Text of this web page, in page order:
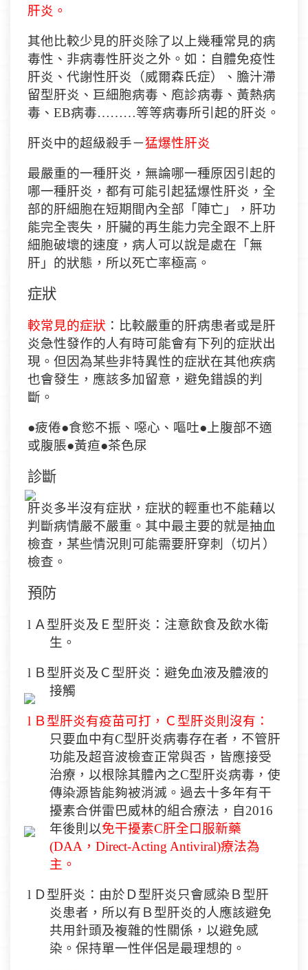
肝炎。
其他比較少見的肝炎除了以上幾種常見的病
毒性、非病毒性肝炎之外。如：自體免疫性
肝炎、代謝性肝炎（威爾森氏症）、膽汁滯
留型肝炎、巨細胞病毒、 庖診病毒、黃熱病
毒、 EB病毒………等等病毒所引起的肝炎。
肝炎中的超級殺手－猛爆性肝炎
最嚴重的一種肝炎，無論哪一種原因引起的
哪一種肝炎，都有可能引起猛爆性肝炎，全
部的肝細胞在短期間內全部 「陣亡」，肝功
能完全喪失，肝臟的再生能力完全跟不上肝
細胞破壞的速度，病人可以說是處在 「無
肝」 的狀態，所以死亡率極高。
症狀
較常見的症狀 ：比較嚴重的肝病患者或是肝
炎急性發作的人有時可能會有下列的症狀出
現。但因為某些非特異性的症狀在其他疾病
也會發生，應該多加留意，避免錯誤的判
斷。
●疲倦●食慾不振、噁心、嘔吐● 上腹部不適
或腹脹●黃疸●茶色尿
診斷
肝炎多半沒有症狀，症狀的輕重也不能藉以
判斷病情嚴不嚴重 。其中最主要的就是抽血
檢查，某些情況則可能需要肝穿刺（切片）
檢查。
預防
l Ａ 型肝炎及 Ｅ 型肝炎：注意飲食及飲水衛
生。
l Ｂ型肝炎及 Ｃ 型肝炎：避免血液及體液的
接觸
l Ｂ型肝炎有疫苗可打， Ｃ 型肝炎則沒有：
只要血中有C型肝炎病毒存在者，不管肝
功能及超音波檢查正常與否，皆應接受
治療，以根除其體內之C型肝炎病毒，使
傳染源皆能夠被消滅。過去十多年有干
擾素合併雷巴威林的組合療法，自2016
年後則以免干擾素C肝全口服新藥
(DAA ， Direct-Acting Antiviral)療法為
主。
l Ｄ型肝炎：由於 Ｄ型肝炎只會感染 Ｂ型肝
炎患者，所以有 Ｂ型肝炎的人應該避免
共用針頭及複雜的性關係，以避免感
染。保持單一性伴侶是最理想的。